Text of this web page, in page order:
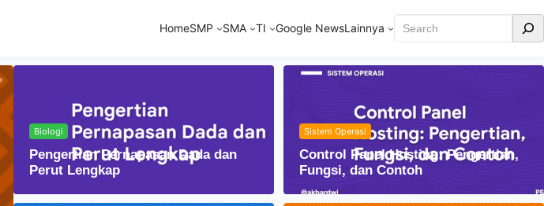
HomeSMP SMA TI Google NewsLainnya Cari
Biologi
Pengertian Pernapasan Dada dan
Perut Lengkap
Sistem Operasi
Control Panel Hosting: Pengertian,
Fungsi, dan Contoh